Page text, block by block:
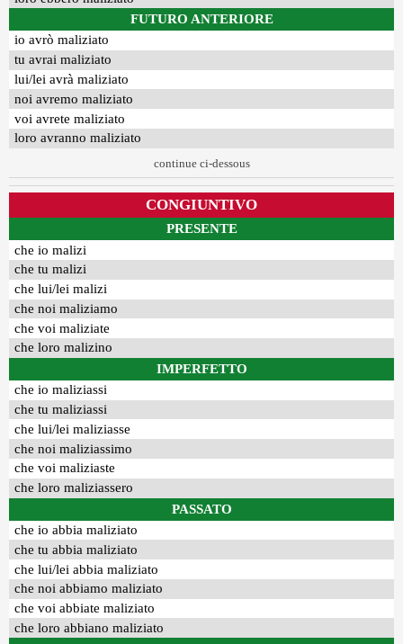
FUTURO ANTERIORE
io avrò maliziato
tu avrai maliziato
lui/lei avrà maliziato
noi avremo maliziato
voi avrete maliziato
loro avranno maliziato
continue ci-dessous
CONGIUNTIVO
PRESENTE
che io malizi
che tu malizi
che lui/lei malizi
che noi maliziamo
che voi maliziate
che loro malizino
IMPERFETTO
che io maliziassi
che tu maliziassi
che lui/lei maliziasse
che noi maliziassimo
che voi maliziaste
che loro maliziassero
PASSATO
che io abbia maliziato
che tu abbia maliziato
che lui/lei abbia maliziato
che noi abbiamo maliziato
che voi abbiate maliziato
che loro abbiano maliziato